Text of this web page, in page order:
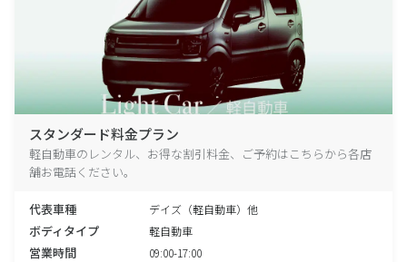
スタンダード料金プラン
軽自動車のレンタル、お得な割引料金、ご予約はこちらから各店
舗お電話ください。
代表車種 デイズ（軽自動車）他
ボディタイプ 軽自動車
営業時間 09:00-17:00